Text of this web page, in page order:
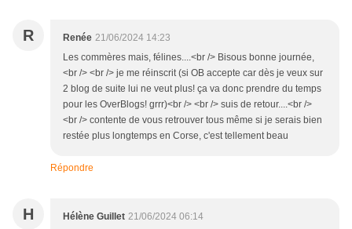
R Renée 21/06/2024 14:23
Les commères mais, félines....<br /> Bisous bonne journée,
<br /> <br /> je me réinscrit (si OB accepte car dès je veux sur
2 blog de suite lui ne veut plus! ça va donc prendre du temps
pour les OverBlogs! grrr)<br /> <br /> suis de retour....<br />
<br /> contente de vous retrouver tous même si je serais bien
restée plus longtemps en Corse, c'est tellement beau
Répondre
H Hélène Guillet 21/06/2024 06:14